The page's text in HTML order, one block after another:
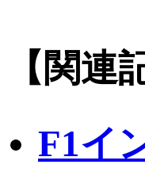
【関連
F1イ